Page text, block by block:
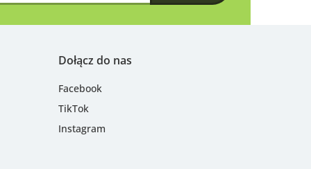
Dołącz do nas
Facebook
TikTok
Instagram